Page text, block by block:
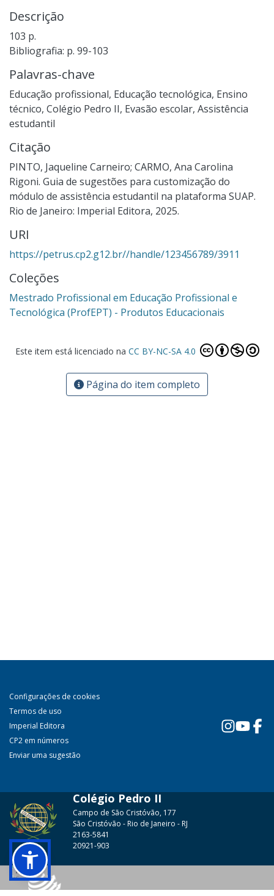
Descrição
103 p.
Bibliografia: p. 99-103
Palavras-chave
Educação profissional, Educação tecnológica, Ensino
técnico, Colégio Pedro II, Evasão escolar, Assistência
estudantil
Citação
PINTO, Jaqueline Carneiro; CARMO, Ana Carolina
Rigoni. Guia de sugestões para customização do
módulo de assistência estudantil na plataforma SUAP.
Rio de Janeiro: Imperial Editora, 2025.
URI
https://petrus.cp2.g12.br//handle/123456789/3911
Coleções
Mestrado Profissional em Educação Profissional e
Tecnológica (ProfEPT) - Produtos Educacionais
Este item está licenciado na CC BY-NC-SA 4.0
Página do item completo
Configurações de cookies
Termos de uso
Imperial Editora
CP2 em números
Enviar uma sugestão
Colégio Pedro II
Campo de São Cristóvão, 177
São Cristóvão - Rio de Janeiro - RJ
2163-5841
20921-903